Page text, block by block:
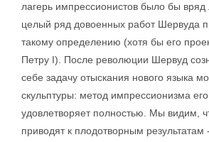
лагерь импрессионистов было бы
целый ряд довоенных работ Шервуда
такому определению (хотя бы его
Петру I). После революции Шервуд
себе задачу отыскания нового языка
скульптуры: метод импрессионизма
удовлетворяет полностью. Мы видим,
приводят к плодотворным результатам